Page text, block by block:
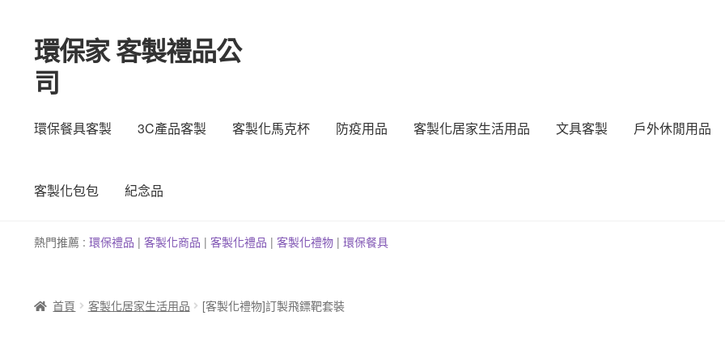
跳
至
導
列
跳
至
主
內
環保家 客製禮品公
司
環保餐具客製 3C產品客製 客製化馬克杯 防疫用品 客製化居家生活用品 文具客製 戶外休閒用品
客製化包包 紀念品
熱門推薦 : 環保禮品 | 客製化商品 | 客製化禮品 | 客製化禮物| 環保餐具
首頁 客製化居家生活用品 [客製化禮物]訂製飛鏢靶套裝